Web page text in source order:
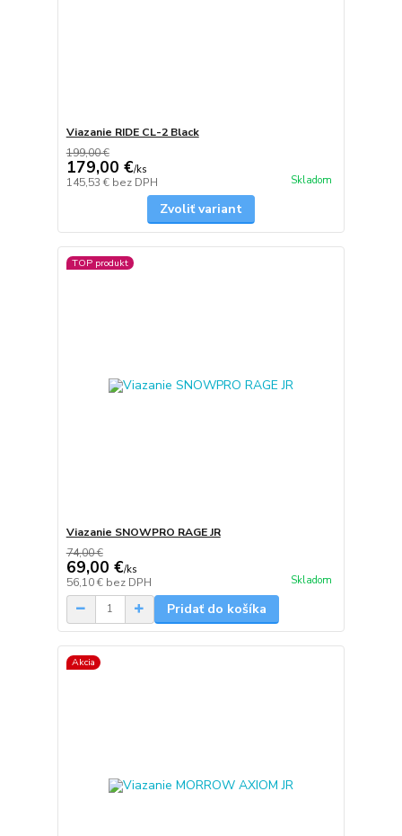
Viazanie RIDE CL-2 Black
199,00 €
179,00 €/ks
145,53 € bez DPH Skladom
Zvoliť variant
TOP produkt
Viazanie SNOWPRO RAGE JR
74,00 €
69,00 €/ks
56,10 € bez DPH Skladom
Pridať do košíka
Akcia